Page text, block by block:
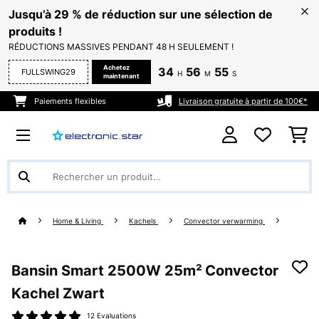
Jusqu’à 29 % de réduction sur une sélection de
produits !
RÉDUCTIONS MASSIVES PENDANT 48 H SEULEMENT !
FULLSWING29
Achetez
maintenant
34 H 56 M 54 S
Paiements flexibles Livraison gratuite à partir de 100€*
Home & Living Kachels Convector verwarming
Bansin Smart 2500W 25m² Convector
Kachel Zwart
12 Evaluations